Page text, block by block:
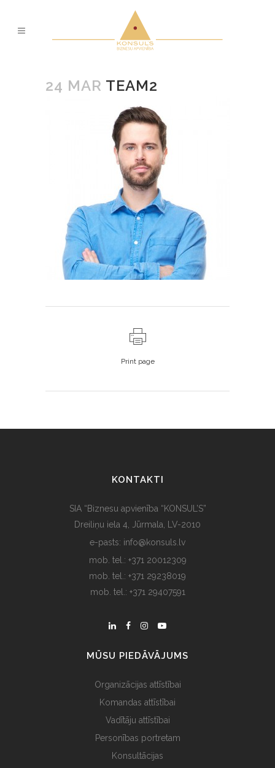
24 MAR TEAM2
Print page
KONTAKTI
SIA “Biznesu apvienība “KONSUL’S”
Dreiliņu iela 4, Jūrmala, LV-2010
e-pasts: info@konsuls.lv
mob. tel.: +371 20012309
mob. tel.: +371 29238019
mob. tel.: +371 29407591
MŪSU PIEDĀVĀJUMS
Organizācijas attīstībai
Komandas attīstībai
Vadītāju attīstībai
Personības portretam
Konsultācijas